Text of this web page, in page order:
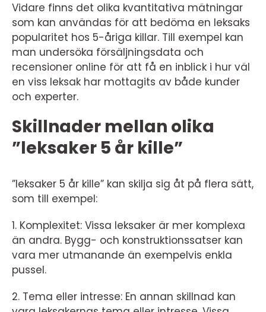
Vidare finns det olika kvantitativa mätningar
som kan användas för att bedöma en leksaks
popularitet hos 5-åriga killar. Till exempel kan
man undersöka försäljningsdata och
recensioner online för att få en inblick i hur väl
en viss leksak har mottagits av både kunder
och experter.
Skillnader mellan olika
”leksaker 5 år kille”
”leksaker 5 år kille” kan skilja sig åt på flera sätt,
som till exempel:
1. Komplexitet: Vissa leksaker är mer komplexa
än andra. Bygg- och konstruktionssatser kan
vara mer utmanande än exempelvis enkla
pussel.
2. Tema eller intresse: En annan skillnad kan